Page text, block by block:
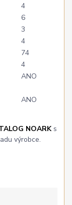
4
6
3
4
74
4
ANO
ANO
NOARKs
výrobce.